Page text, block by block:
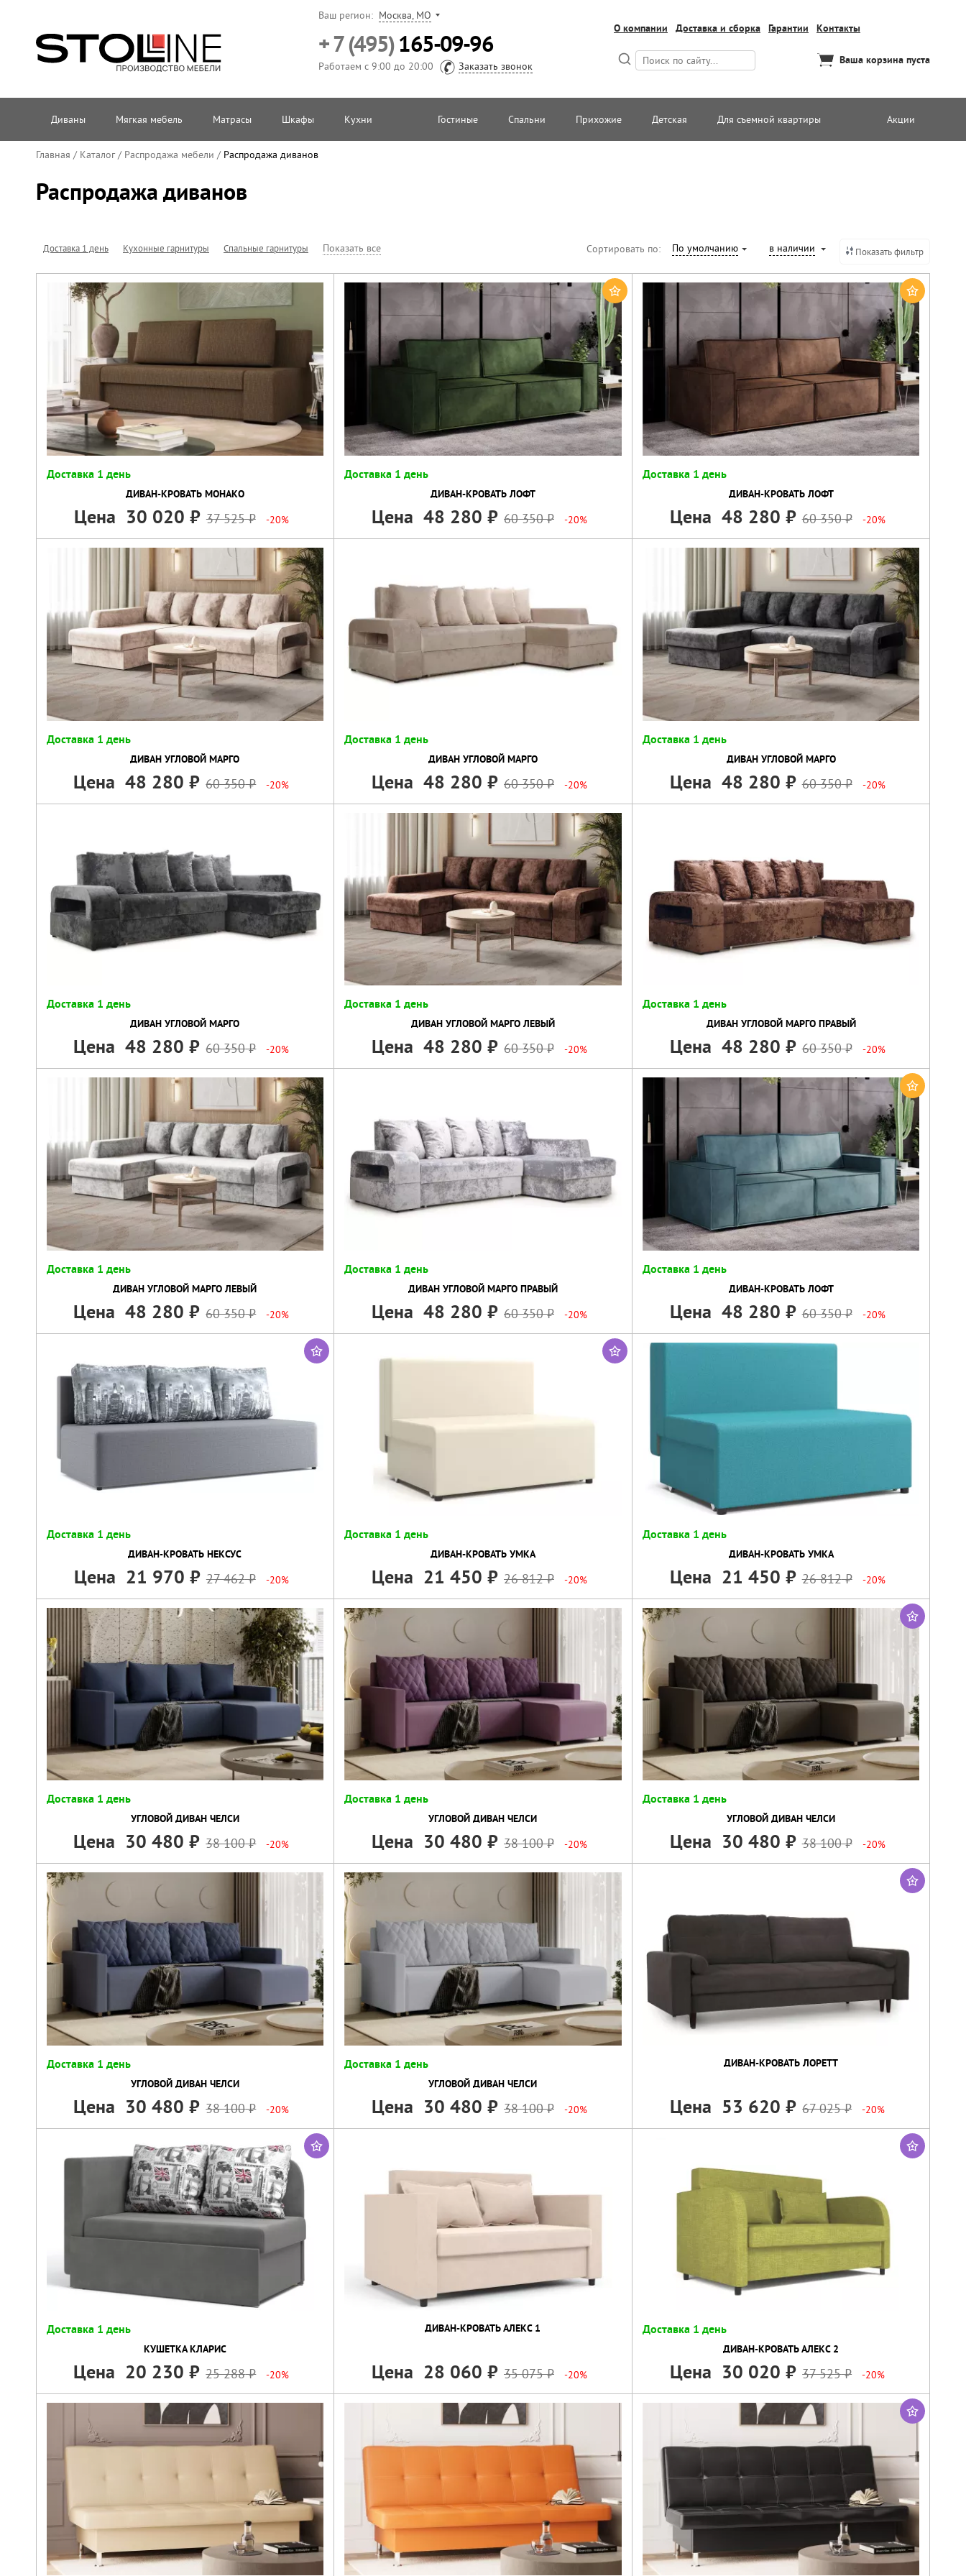
Ваш регион: Москва, МО
+ 7 (495)165-09-96
Работаем с 9:00 до 20:00 Заказать звонок
О компании Доставка и сборка Гарантии Контакты
Ваша корзина пуста
Диваны Мягкая мебель Матрасы Шкафы Кухни Гостиные Спальни Прихожие Детская Для съемной квартиры Акции
Главная / Каталог/ Распродажа мебели / Распродажа диванов
Распродажа диванов
Доставка 1 день Кухонные гарнитуры Спальные гарнитуры Показать все Сортировать по: По умолчанию в наличии Показать фильтр
Доставка 1 день
ДИВАН-КРОВАТЬ МОНАКО
Цена 30 020 37 525 -20%
Доставка 1 день
ДИВАН-КРОВАТЬ ЛОФТ
Цена 48 280 60 350 -20%
Доставка 1 день
ДИВАН-КРОВАТЬ ЛОФТ
Цена 48 280 60 350 -20%
Доставка 1 день
ДИВАН УГЛОВОЙ МАРГО
Цена 48 280 60 350 -20%
Доставка 1 день
ДИВАН УГЛОВОЙ МАРГО
Цена 48 280 60 350 -20%
Доставка 1 день
ДИВАН УГЛОВОЙ МАРГО
Цена 48 280 60 350 -20%
Доставка 1 день
ДИВАН УГЛОВОЙ МАРГО
Цена 48 280 60 350 -20%
Доставка 1 день
ДИВАН УГЛОВОЙ МАРГО ЛЕВЫЙ
Цена 48 280 60 350 -20%
Доставка 1 день
ДИВАН УГЛОВОЙ МАРГО ПРАВЫЙ
Цена 48 280 60 350 -20%
Доставка 1 день
ДИВАН УГЛОВОЙ МАРГО ЛЕВЫЙ
Цена 48 280 60 350 -20%
Доставка 1 день
ДИВАН УГЛОВОЙ МАРГО ПРАВЫЙ
Цена 48 280 60 350 -20%
Доставка 1 день
ДИВАН-КРОВАТЬ ЛОФТ
Цена 48 280 60 350 -20%
Доставка 1 день
ДИВАН-КРОВАТЬ НЕКСУС
Цена 21 970 27 462 -20%
Доставка 1 день
ДИВАН-КРОВАТЬ УМКА
Цена 21 450 26 812 -20%
Доставка 1 день
ДИВАН-КРОВАТЬ УМКА
Цена 21 450 26 812 -20%
Доставка 1 день
УГЛОВОЙ ДИВАН ЧЕЛСИ
Цена 30 480 38 100 -20%
Доставка 1 день
УГЛОВОЙ ДИВАН ЧЕЛСИ
Цена 30 480 38 100 -20%
Доставка 1 день
УГЛОВОЙ ДИВАН ЧЕЛСИ
Цена 30 480 38 100 -20%
Доставка 1 день
УГЛОВОЙ ДИВАН ЧЕЛСИ
Цена 30 480 38 100 -20%
Доставка 1 день
УГЛОВОЙ ДИВАН ЧЕЛСИ
Цена 30 480 38 100 -20%
ДИВАН-КРОВАТЬ ЛОРЕТТ
Цена 53 620 67 025 -20%
Доставка 1 день
КУШЕТКА КЛАРИС
Цена 20 230 25 288 -20%
ДИВАН-КРОВАТЬ АЛЕКС 1
Цена 28 060 35 075 -20%
Доставка 1 день
ДИВАН-КРОВАТЬ АЛЕКС 2
Цена 30 020 37 525 -20%